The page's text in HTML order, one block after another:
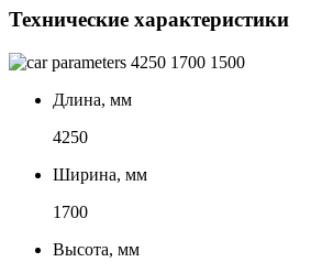
Технические характеристики
4250 1700 1500
Длина, мм
4250
Ширина, мм
1700
Высота, мм